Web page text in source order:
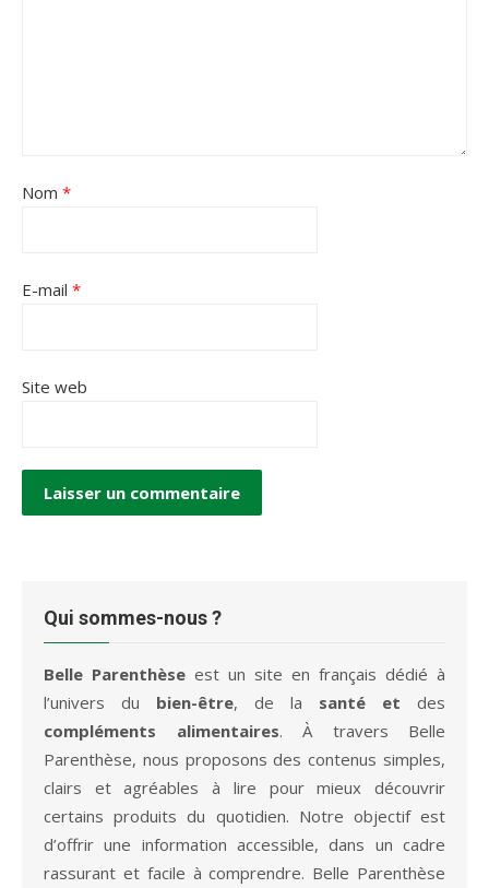
Nom *
E-mail *
Site web
Qui sommes-nous ?
Belle Parenthèse est un site en français dédié à
l’univers du bien-être, de la santé et des
compléments alimentaires. À travers Belle
Parenthèse, nous proposons des contenus simples,
clairs et agréables à lire pour mieux découvrir
certains produits du quotidien. Notre objectif est
d’offrir une information accessible, dans un cadre
rassurant et facile à comprendre. Belle Parenthèse